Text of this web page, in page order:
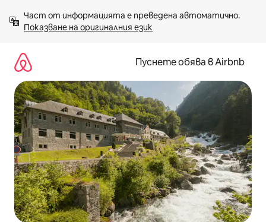
към
съдържанието
Показване на оригиналния език
Пуснете обява в Airbnb